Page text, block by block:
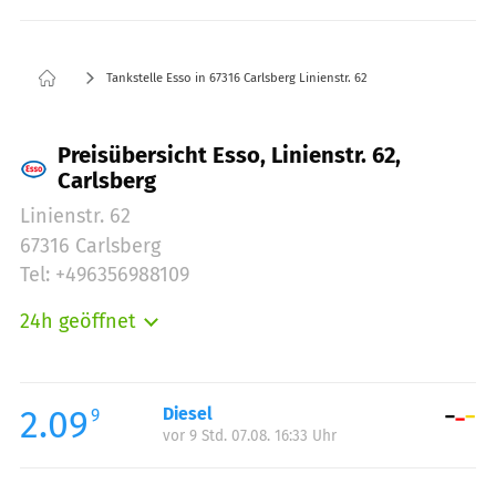
Tankstelle Esso in 67316 Carlsberg Linienstr. 62
Preisübersicht Esso, Linienstr. 62,
Carlsberg
Linienstr. 62
67316 Carlsberg
Tel: +496356988109
24h geöffnet
Mittwoch:
00:00-23:59
Donnerstag:
2.09 9 Diesel
vor 9 Std. 07.08. 16:33 Uhr